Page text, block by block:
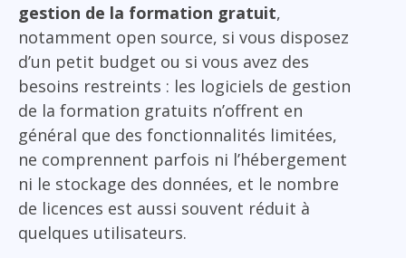
gestion de la formation gratuit,
notamment open source, si vous disposez
d’un petit budget ou si vous avez des
besoins restreints : les logiciels de gestion
de la formation gratuits n’offrent en
général que des fonctionnalités limitées,
ne comprennent parfois ni l’hébergement
ni le stockage des données, et le nombre
de licences est aussi souvent réduit à
quelques utilisateurs.